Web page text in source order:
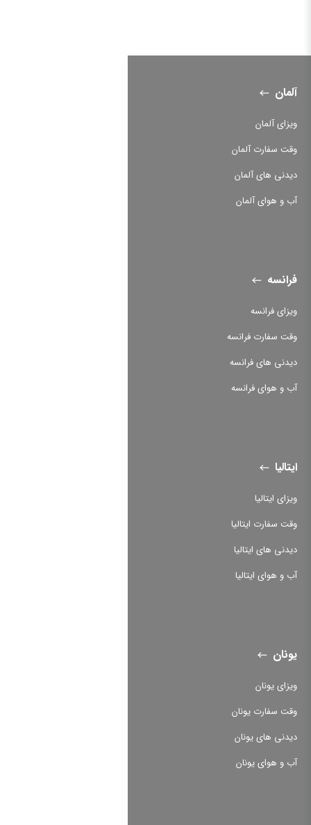
آلمان
ویزای آلمان
وقت سفارت آلمان
دیدنی های آلمان
آب و هوای آلمان
فرانسه
ویزای فرانسه
وقت سفارت فرانسه
دیدنی های فرانسه
آب و هوای فرانسه
ایتالیا
ویزای ایتالیا
وقت سفارت ایتالیا
دیدنی های ایتالیا
آب و هوای ایتالیا
یونان
ویزای یونان
وقت سفارت یونان
دیدنی های یونان
آب و هوای یونان